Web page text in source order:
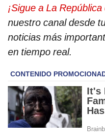
¡Sigue a La
nuestro canal desde
noticias más
en tiempo real.